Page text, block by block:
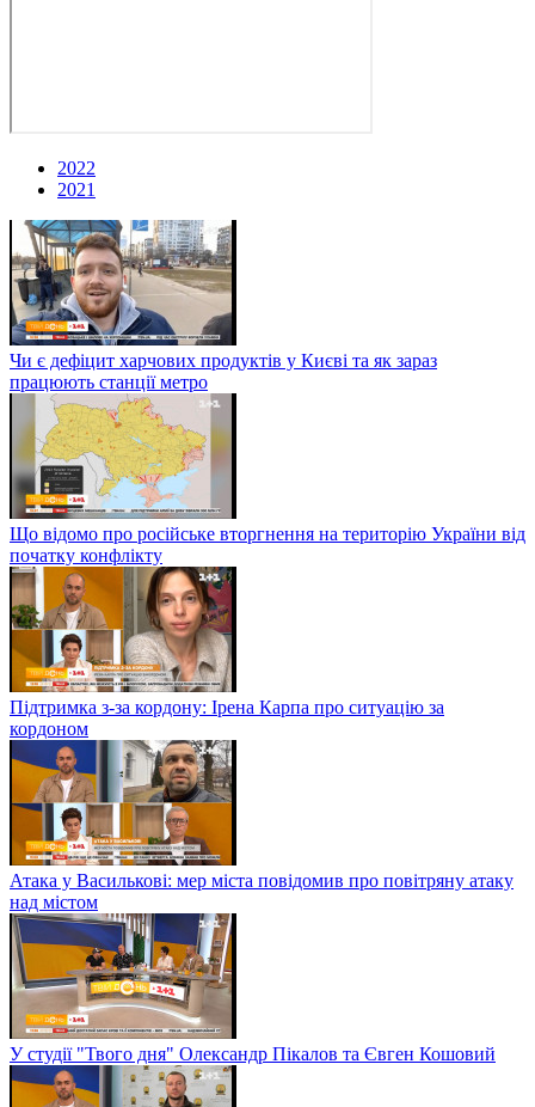
2022
2021
Чи є дефіцит харчових продуктів у Києві та як зараз
працюють станції метро
Що відомо про російське вторгнення на територію України від
початку конфлікту
Підтримка з-за кордону: Ірена Карпа про ситуацію за
кордоном
Атака у Василькові: мер міста повідомив про повітряну атаку
над містом
У студії "Твого дня" Олександр Пікалов та Євген Кошовий